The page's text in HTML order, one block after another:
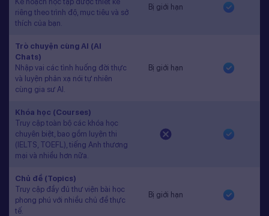
riêng theo trình độ, mục tiêu và sở
thích của bạn.
Bị giới hạn
Trò chuyện cùng AI (AI
Chats)
Nhập vai các tình huống đời thực
và luyện phản xạ nói tự nhiên
cùng gia sư AI.
Bị giới hạn
Khóa học (Courses)
Truy cập toàn bộ các khóa học
chuyên biệt, bao gồm luyện thi
(IELTS, TOEFL), tiếng Anh thương
mại và nhiều hơn nữa.
Chủ đề (Topics)
Truy cập đầy đủ thư viện bài học
phong phú với nhiều chủ đề thực
tế.
Bị giới hạn